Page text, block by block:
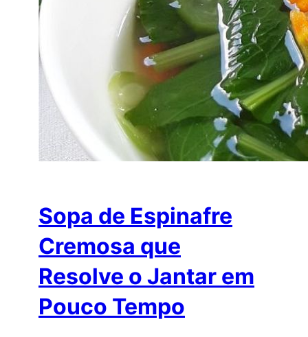
Sopa de Espinafre
Cremosa que
Resolve o Jantar em
Pouco Tempo